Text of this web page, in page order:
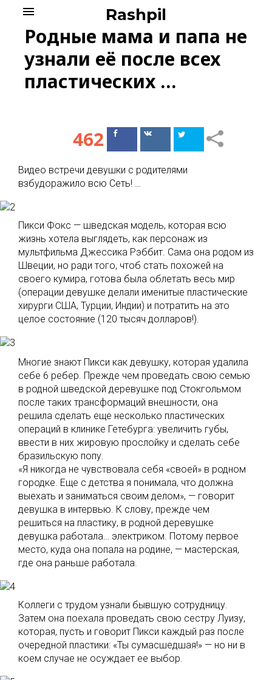
content
Rashpil
menu
Родные мама и папа не
узнали её после всех
пластических …
462
ПоделитьсяПоделиться
Видео встречи девушки с родителями
взбудоражило всю Сеть! …
Пикси Фокс — шведская модель, которая всю
жизнь хотела выглядеть, как персонаж из
мультфильма Джессика Рэббит. Сама она родом из
Швеции, но ради того, чтоб стать похожей на
своего кумира, готова была облетать весь мир
(операции девушке делали именитые пластические
хирурги США, Турции, Индии) и потратить на это
целое состояние (120 тысяч долларов!).
Многие знают Пикси как девушку, которая удалила
себе 6 ребер. Прежде чем проведать свою семью
в родной шведской деревушке под Стокгольмом
после таких трансформаций внешности, она
решила сделать еще несколько пластических
операций в клинике Гетебурга: увеличить губы,
ввести в них жировую прослойку и сделать себе
бразильскую попу.
«Я никогда не чувствовала себя «своей» в родном
городке. Еще с детства я понимала, что должна
выехать и заниматься своим делом», — говорит
девушка в интервью. К слову, прежде чем
решиться на пластику, в родной деревушке
девушка работала… электриком. Потому первое
место, куда она попала на родине, — мастерская,
где она раньше работала.
Коллеги с трудом узнали бывшую сотрудницу.
Затем она поехала проведать свою сестру Луизу,
которая, пусть и говорит Пикси каждый раз после
очередной пластики: «Ты сумасшедшая!» — но ни в
коем случае не осуждает ее выбор.